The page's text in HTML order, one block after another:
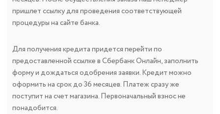
пришлет ссылку для проведения соответствующей
процедуры на сайте банка.
Для получения кредита придется перейти по
предоставленной ссылке в Сбербанк Онлайн, заполнить
форму и дождаться одобрения заявки. Кредит можно
оформить на срок до 36 месяцев. Платеж сразу же
поступит на счет магазина. Первоначальный взнос не
понадобится.